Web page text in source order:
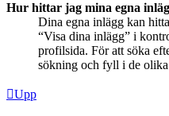
Hur hittar jag mina egna
Dina egna inlägg kan
“Visa dina inlägg” i
profilsida. För att söka
sökning och fyll i de
Upp